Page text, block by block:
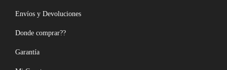
Envíos y Devoluciones
Donde comprar??
Garantía